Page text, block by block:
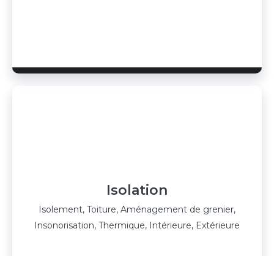
Isolation
Isolement, Toiture, Aménagement de grenier,
Insonorisation, Thermique, Intérieure, Extérieure